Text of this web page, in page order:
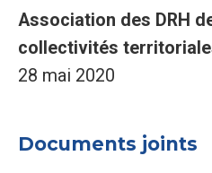
Association des DRH
collectivités
28 mai 2020
Documents joints